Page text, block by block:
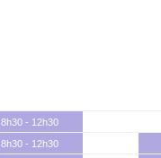
8h30 - 12h30
8h30 - 12h30